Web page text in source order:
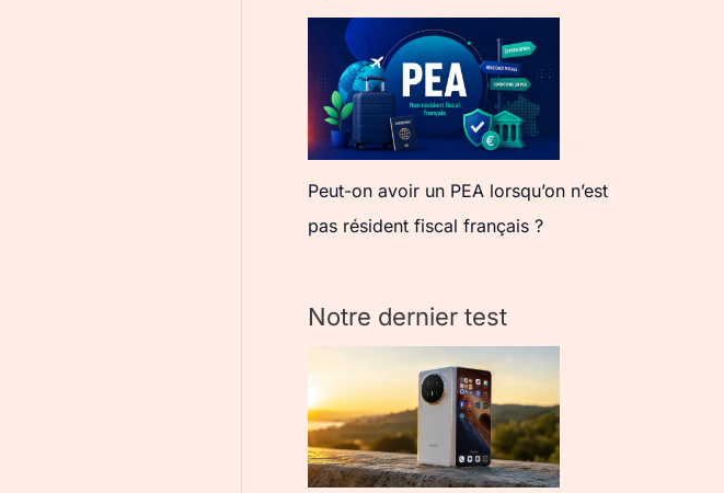
Peut-on avoir un PEA lorsqu’on n’est
pas résident fiscal français ?
Notre dernier test